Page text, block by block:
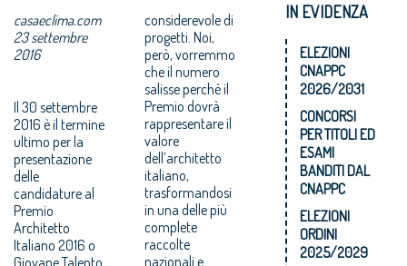
casaeclima.com
23 settembre
2016
Il 30 settembre
2016 è il termine
ultimo per la
presentazione
delle
candidature al
Premio
Architetto
Italiano 2016 o
Giovane Talento
considerevole di
progetti. Noi,
però, vorremmo
che il numero
salisse perché il
Premio dovrà
rappresentare il
valore
dell’architetto
italiano,
trasformandosi
in una delle più
complete
raccolte
nazionali e
IN EVIDENZA
ELEZIONI
CNAPPC
2026/2031
CONCORSI
PER TITOLI ED
ESAMI
BANDITI DAL
CNAPPC
ELEZIONI
ORDINI
2025/2029